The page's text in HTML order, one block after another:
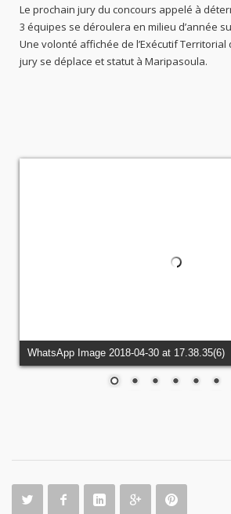
Le prochain jury du concours appelé à
3 équipes se déroulera en milieu d’année
Une volonté affichée de l’Exécutif
jury se déplace et statut à Maripasoula.
WhatsApp Image 2018-04-30 at 17.38.35(6)